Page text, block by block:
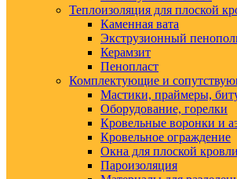
Теплоизоляция для плоской
Каменная вата
Экструзионный
Керамзит
Пенопласт
Комплектующие и
Мастики, праймеры,
Оборудование, горелки
Кровельные воронки и
Кровельное ограждение
Окна для плоской кровли
Пароизоляция